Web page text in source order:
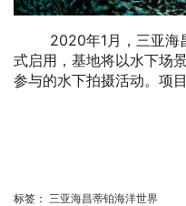
2020年1月，三亚海昌
式启用，基地将以水下场
参与的水下拍摄活动。项
标签： 三亚海昌蒂铂海洋世界